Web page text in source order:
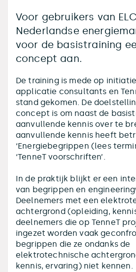
Voor gebruikers van
Nederlandse
voor de basistraining
concept aan.
De training is mede op
applicatie consultants en
stand gekomen. De
concept is om naast de
aanvullende kennis over te
aanvullende kennis heeft
‘Energiebegrippen (lees
‘TenneT voorschriften’.
In de praktijk blijkt er een
van begrippen en
Deelnemers met een
achtergrond (opleiding,
deelnemers die op TenneT
ingezet worden vaak
begrippen die ze ondanks de
elektrotechnische
kennis, ervaring) niet kennen.